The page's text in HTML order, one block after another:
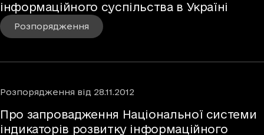
інформаційного суспільства в Україні
Розпорядження
Розпорядження від 28.11.2012
Про запровадження Національної системи
індикаторів розвитку інформаційного